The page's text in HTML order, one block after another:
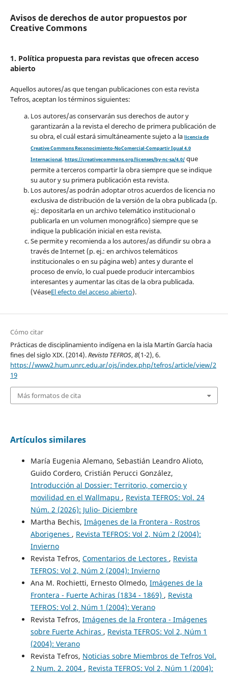
Avisos de derechos de autor propuestos por
Creative Commons
1. Política propuesta para revistas que ofrecen acceso
abierto
Aquellos autores/as que tengan publicaciones con esta revista
Tefros, aceptan los términos siguientes:
Los autores/as conservarán sus derechos de autor y
garantizarán a la revista el derecho de primera publicación de
su obra, el cuál estará simultáneamente sujeto a la licencia de
Creative Commons Reconocimiento-NoComercial-Compartir Igual 4.0
Internacional. https://creativecommons.org/licenses/by-nc-sa/4.0/que
permite a terceros compartir la obra siempre que se indique
su autor y su primera publicación esta revista.
Los autores/as podrán adoptar otros acuerdos de licencia no
exclusiva de distribución de la versión de la obra publicada (p.
ej.: depositarla en un archivo telemático institucional o
publicarla en un volumen monográfico) siempre que se
indique la publicación inicial en esta revista.
Se permite y recomienda a los autores/as difundir su obra a
través de Internet (p. ej.: en archivos telemáticos
institucionales o en su página web) antes y durante el
proceso de envío, lo cual puede producir intercambios
interesantes y aumentar las citas de la obra publicada.
(VéaseEl efecto del acceso abierto).
Cómo citar
Prácticas de disciplinamiento indígena en la isla Martín García hacia
fines del siglo XIX. (2014).Revista TEFROS,8(1-2), 6.
https://www2.hum.unrc.edu.ar/ojs/index.php/tefros/article/view/2
19
Más formatos de cita
Artículos similares
María Eugenia Alemano, Sebastián Leandro Alioto,
Guido Cordero, Cristián Perucci González,
Introducción al Dossier: Territorio, comercio y
movilidad en el Wallmapu , Revista TEFROS: Vol. 24
Núm. 2 (2026): Julio- Diciembre
Martha Bechis, Imágenes de la Frontera - Rostros
Aborigenes , Revista TEFROS: Vol 2, Núm 2 (2004):
Invierno
Revista Tefros, Comentarios de Lectores , Revista
TEFROS: Vol 2, Núm 2 (2004): Invierno
Ana M. Rochietti, Ernesto Olmedo, Imágenes de la
Frontera - Fuerte Achiras (1834 - 1869) , Revista
TEFROS: Vol 2, Núm 1 (2004): Verano
Revista Tefros, Imágenes de la Frontera - Imágenes
sobre Fuerte Achiras , Revista TEFROS: Vol 2, Núm 1
(2004): Verano
Revista Tefros, Noticias sobre Miembros de Tefros Vol.
2 Num. 2. 2004 , Revista TEFROS: Vol 2, Núm 1 (2004):